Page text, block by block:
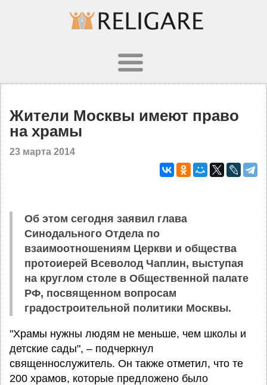
Жители Москвы имеют право
на храмы
23 марта 2014
Об этом сегодня заявил глава
Синодального Отдела по
взаимоотношениям Церкви и общества
протоиерей Всеволод Чаплин, выступая
на круглом столе в Общественной палате
РФ, посвященном вопросам
градостроительной политики Москвы.
"Храмы нужны людям не меньше, чем школы и
детские сады", – подчеркнул
священнослужитель. Он также отметил, что те
200 храмов, которые предложено было